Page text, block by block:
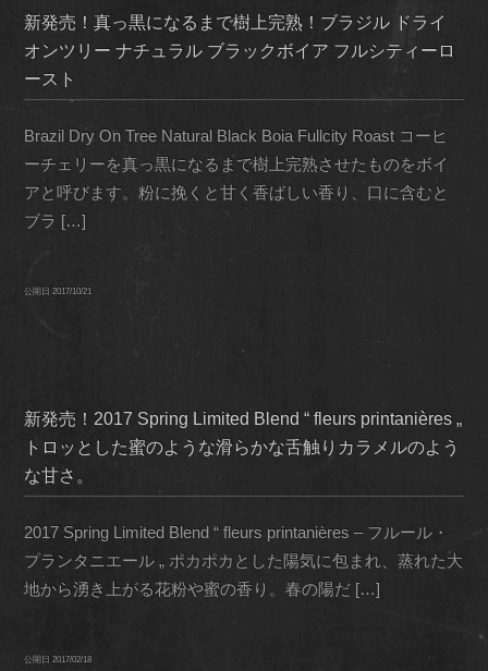
新発売！真っ黒になるまで樹上完熟！ブラジル ドライ
オンツリー ナチュラル ブラックボイア フルシティーロ
ースト
Brazil Dry On Tree Natural Black Boia Fullcity Roast コーヒ
ーチェリーを真っ黒になるまで樹上完熟させたものをボイ
アと呼びます。粉に挽くと甘く香ばしい香り、口に含むと
ブラ […]
公開日2017/10/21
新発売！2017 Spring Limited Blend “ fleurs printanières „
トロッとした蜜のような滑らかな舌触りカラメルのよう
な甘さ。
2017 Spring Limited Blend “ fleurs printanières – フルール・
プランタニエール „ ポカポカとした陽気に包まれ、蒸れた大
地から湧き上がる花粉や蜜の香り。春の陽だ […]
公開日2017/02/18